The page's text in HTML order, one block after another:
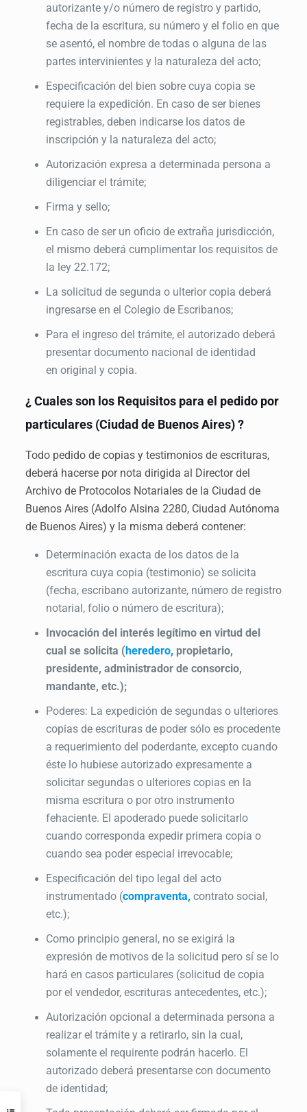
autorizante y/o número de registro y partido,
fecha de la escritura, su número y el folio en que
se asentó, el nombre de todas o alguna de las
partes intervinientes y la naturaleza del acto;
Especificación del bien sobre cuya copia se
requiere la expedición. En caso de ser bienes
registrables, deben indicarse los datos de
inscripción y la naturaleza del acto;
Autorización expresa a determinada persona a
diligenciar el trámite;
Firma y sello;
En caso de ser un oficio de extraña jurisdicción,
el mismo deberá cumplimentar los requisitos de
la ley 22.172;
La solicitud de segunda o ulterior copia deberá
ingresarse en el Colegio de Escribanos;
Para el ingreso del trámite, el autorizado deberá
presentar documento nacional de identidad
en original y copia.
¿ Cuales son los Requisitos para el pedido por
particulares (Ciudad de Buenos Aires) ?
Todo pedido de copias y testimonios de escrituras,
deberá hacerse por nota dirigida al Director del
Archivo de Protocolos Notariales de la Ciudad de
Buenos Aires (Adolfo Alsina 2280, Ciudad Autónoma
de Buenos Aires) y la misma deberá contener:
Determinación exacta de los datos de la
escritura cuya copia (testimonio) se solicita
(fecha, escribano autorizante, número de registro
notarial, folio o número de escritura);
Invocación del interés legítimo en virtud del
cual se solicita (heredero, propietario,
presidente, administrador de consorcio,
mandante, etc.);
Poderes: La expedición de segundas o ulteriores
copias de escrituras de poder sólo es procedente
a requerimiento del poderdante, excepto cuando
éste lo hubiese autorizado expresamente a
solicitar segundas o ulteriores copias en la
misma escritura o por otro instrumento
fehaciente. El apoderado puede solicitarlo
cuando corresponda expedir primera copia o
cuando sea poder especial irrevocable;
Especificación del tipo legal del acto
instrumentado (compraventa, contrato social,
etc.);
Como principio general, no se exigirá la
expresión de motivos de la solicitud pero sí se lo
hará en casos particulares (solicitud de copia
por el vendedor, escrituras antecedentes, etc.);
Autorización opcional a determinada persona a
realizar el trámite y a retirarlo, sin la cual,
solamente el requirente podrán hacerlo. El
autorizado deberá presentarse con documento
de identidad;